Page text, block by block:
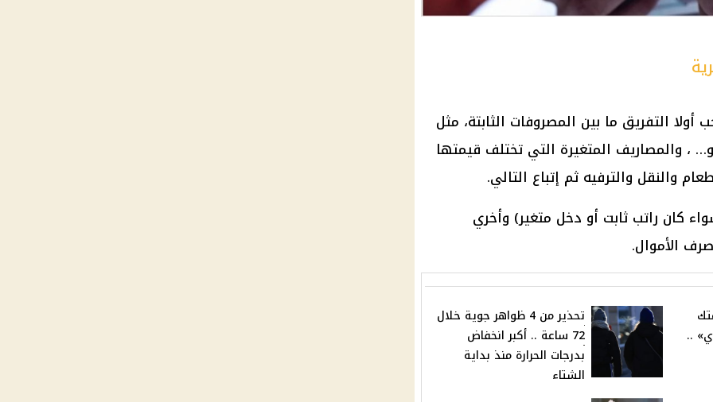
أولا التفريق ما بين المصروفات الثابتة، مثل
و… ، والمصاريف المتغيرة التي تختلف قيمتها
والنقل والترفيه ثم إتباع التالي.
كان راتب ثابت أو دخل متغير) وأخري
الأموال.
..
تحذير من 4 ظواهر جوية خلال
72 ساعة .. أكبر انخفاض
بدرجات الحرارة منذ بداية
الشتاء